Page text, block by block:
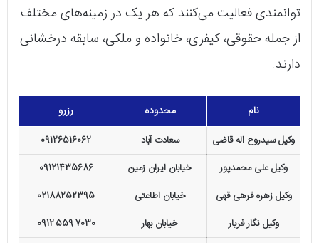
توانمندی فعالیت می‌کنند که هر یک در زمینه‌های مختلف
از جمله حقوقی، کیفری، خانواده و ملکی، سابقه درخشانی
دارند.
نام محدوده رزرو
وکیل سیدروح اله قاضی سعادت آباد
09126516062
وکیل علی محمدپور
خیابان ایران زمین
09121435686
وکیل زهره قرهی قهی
خیابان اطاعتی
02188252395
وکیل نگار فریار
خیابان بهار
0912 559 7030